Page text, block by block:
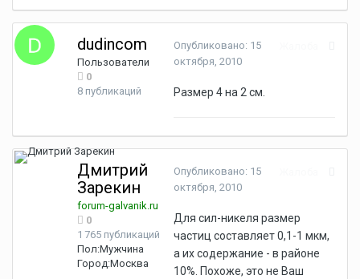
dudincom
Пользователи
0
8 публикаций
Опубликовано: 15
октября, 2010
Размер 4 на 2 см.
Дмитрий
Зарекин
forum-galvanik.ru
0
1 765 публикаций
Пол:Мужчина
Город:Москва
Опубликовано: 15
октября, 2010
Для сил-никеля размер
частиц составляет 0,1-1 мкм,
а их содержание - в районе
10%. Похоже, это не Ваш